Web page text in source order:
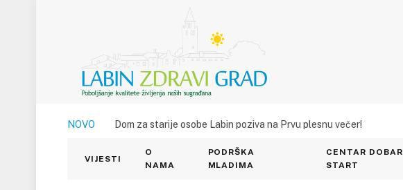
NOVO Dom za starije osobe Labin poziva na Prvu plesnu večer!
VIJESTI
O
NAMA
PODRŠKA
MLADIMA
CENTAR DOBAR
START
GRAĐANI 3 ŽIVOTNE DOBI
Rekreacija za žene